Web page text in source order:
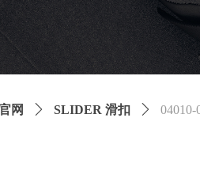
网 ꄲ SLIDER 滑扣 ꄲ